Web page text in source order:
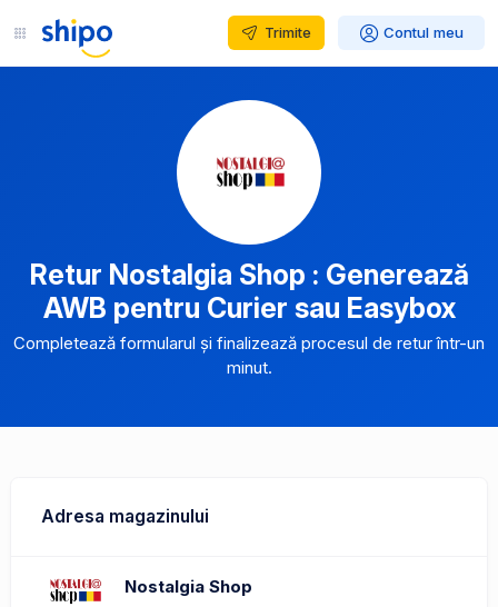
Trimite Contul meu
Retur Nostalgia Shop : Generează
AWB pentru Curier sau Easybox
Completează formularul și finalizează procesul de retur într-un
minut.
Adresa magazinului
Nostalgia Shop